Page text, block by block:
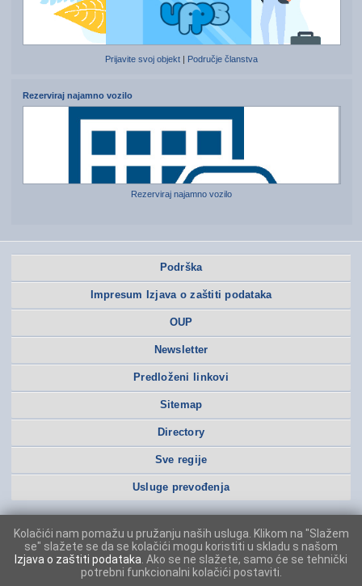
Prijavite svoj objekt Područje članstva
Rezerviraj najamno vozilo
Rezerviraj najamno vozilo
Podrška
Impresum Izjava o zaštiti podataka
OUP
Newsletter
Predloženi linkovi
Sitemap
Directory
Sve regije
Usluge prevođenja
Kolačići nam pomažu u pružanju naših usluga. Klikom na "Slažem
se" slažete se da se kolačići mogu koristiti u skladu s našom
Izjava o zaštiti podataka . Ako se ne slažete, samo će se tehnički
potrebni funkcionalni kolačići postaviti.